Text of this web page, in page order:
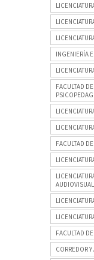
INGENIERÍA
FACULTAD
FACULTAD
AUDIOVISUAL
FACULTAD
CORREDOR